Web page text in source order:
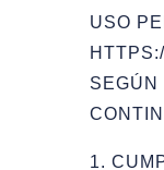
USO
SEGÚN
1.